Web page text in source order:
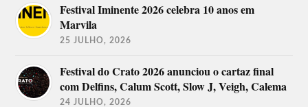
Festival Iminente 2026 celebra 10 anos em
Marvila
25 JULHO, 2026
Festival do Crato 2026 anunciou o cartaz final
com Delfins, Calum Scott, Slow J, Veigh, Calema
24 JULHO, 2026